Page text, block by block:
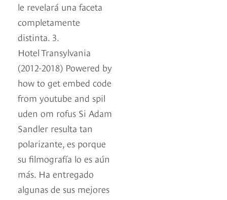
le revelará una faceta
completamente
distinta. 3.
Hotel Transylvania
(2012-2018) Powered by
how to get embed code
from youtube and spil
uden om rofus Si Adam
Sandler resulta tan
polarizante, es porque
su filmografía lo es aún
más. Ha entregado
algunas de sus mejores